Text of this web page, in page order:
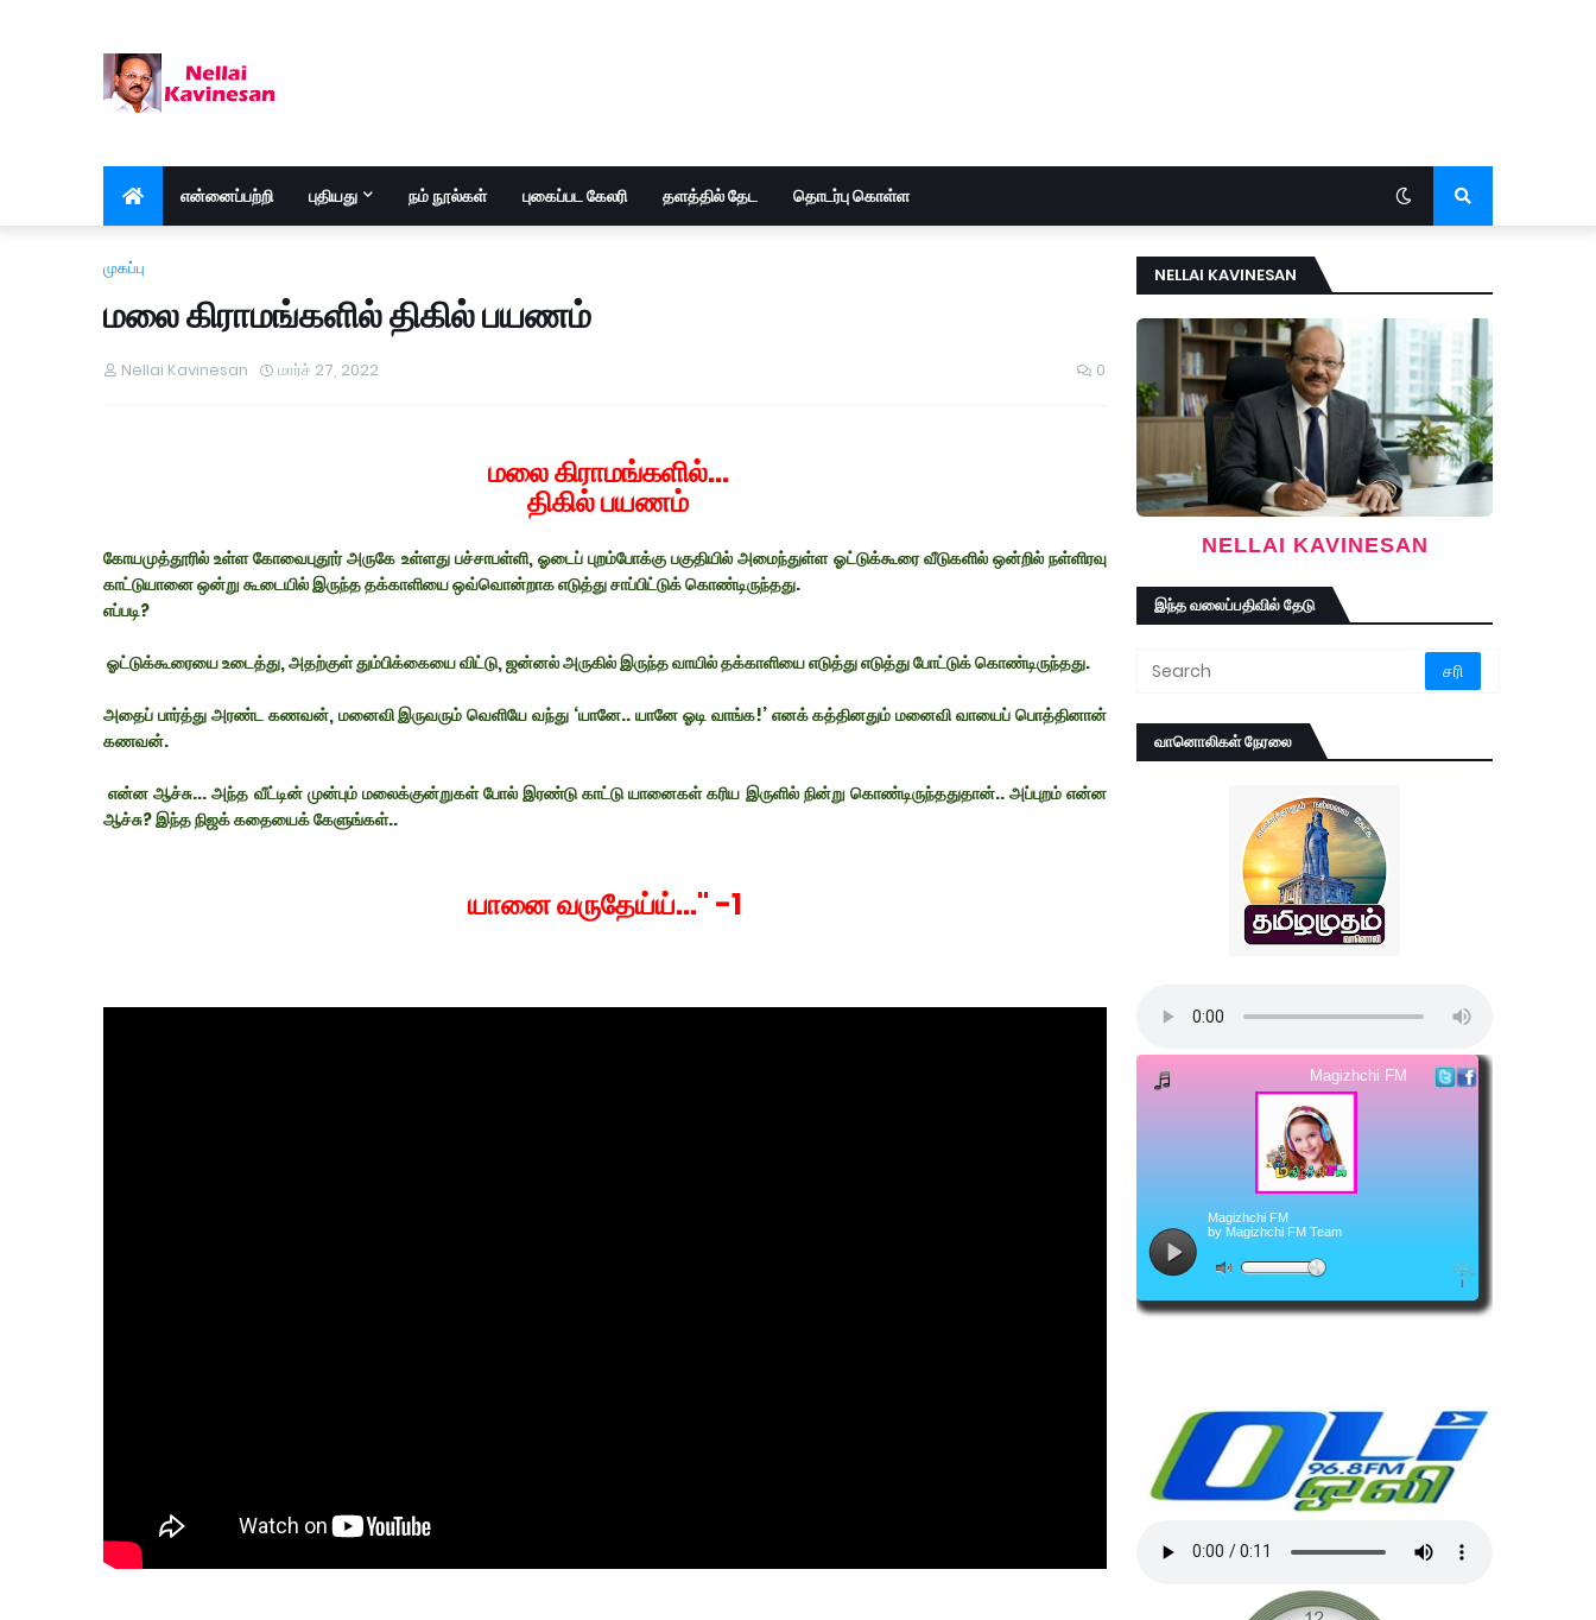
என்னைப்பற்றி புதியது நம் நூல்கள் புகைப்பட கேலரி தளத்தில் தேட தொடர்பு கொள்ள
முகப்பு
மலை கிராமங்களில் திகில் பயணம்
Nellai Kavinesan மார்ச் 27, 2022 0
மலை கிராமங்களில்...
திகில் பயணம்
கோயமுத்தூரில் உள்ள கோவைபுதூர் அருகே உள்ளது பச்சாபள்ளி, ஓடைப் புறம்போக்கு பகுதியில் அமைந்துள்ள ஓட்டுக்கூரை வீடுகளில் ஒன்றில் நள்ளிரவு
காட்டுயானை ஒன்று கூடையில் இருந்த தக்காளியை ஒவ்வொன்றாக எடுத்து சாப்பிட்டுக் கொண்டிருந்தது.
எப்படி?
ஓட்டுக்கூரையை உடைத்து, அதற்குள் தும்பிக்கையை விட்டு, ஜன்னல் அருகில் இருந்த வாயில் தக்காளியை எடுத்து எடுத்து போட்டுக் கொண்டிருந்தது.
அதைப் பார்த்து அரண்ட கணவன், மனைவி இருவரும் வெளியே வந்து ‘யானே.. யானே ஓடி வாங்க!’ எனக் கத்தினதும் மனைவி வாயைப் பொத்தினான்
கணவன்.
என்ன ஆச்சு... அந்த வீட்டின் முன்பும் மலைக்குன்றுகள் போல் இரண்டு காட்டு யானைகள் கரிய இருளில் நின்று கொண்டிருந்ததுதான்.. அப்புறம் என்ன
ஆச்சு? இந்த நிஜக் கதையைக் கேளுங்கள்..
யானை வருதேய்ய்..." -1
NELLAI KAVINESAN
NELLAI KAVINESAN
இந்த வலைப்பதிவில் தேடு
வானொலிகள் நேரலை